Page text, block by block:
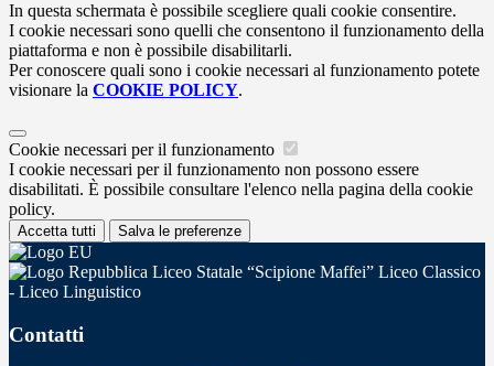
In questa schermata è possibile scegliere quali cookie consentire.
I cookie necessari sono quelli che consentono il funzionamento della
piattaforma e non è possibile disabilitarli.
Per conoscere quali sono i cookie necessari al funzionamento potete
visionare la COOKIE POLICY.
Cookie necessari per il funzionamento
I cookie necessari per il funzionamento non possono essere
disabilitati. È possibile consultare l'elenco nella pagina della cookie
policy.
Accetta tutti Salva le preferenze
Liceo Statale “Scipione Maffei” Liceo Classico
- Liceo Linguistico
Contatti